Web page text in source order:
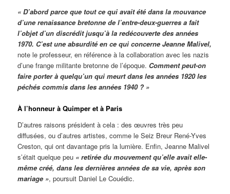
« D’abord parce que tout ce qui avait été dans la mouvance
d’une renaissance bretonne de l’entre-deux-guerres a fait
l’objet d’un discrédit jusqu’à la redécouverte des années
1970. C’est une absurdité en ce qui concerne Jeanne Malivel,
note le professeur, en référence à la collaboration avec les nazis
d’une frange militante bretonne de l’époque. Comment peut-on
faire porter à quelqu’un qui meurt dans les années 1920 les
péchés commis dans les années 1940 ? »
À l’honneur à Quimper et à Paris
D’autres raisons président à cela : des œuvres très peu
diffusées, ou d’autres artistes, comme le Seiz Breur René-Yves
Creston, qui ont davantage pris la lumière. Enfin, Jeanne Malivel
s’était quelque peu « retirée du mouvement qu’elle avait elle-
même créé, dans les dernières années de sa vie, après son
mariage », poursuit Daniel Le Couédic.